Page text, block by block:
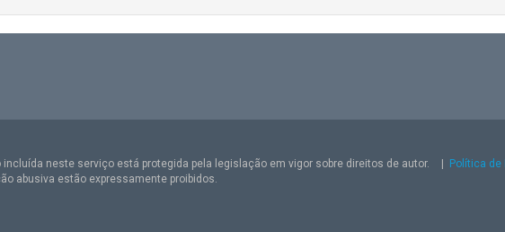
neste serviço está protegida pela legislação em vigor sobre direitos de autor.
Política de
abusiva estão expressamente proibidos.